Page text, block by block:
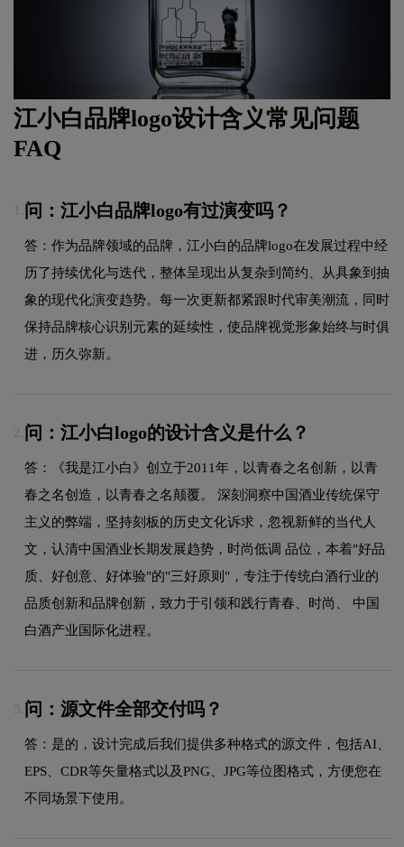
江小白品牌logo设计含义常见问题
FAQ
问：江小白品牌logo有过演变吗？
答：作为品牌领域的品牌，江小白的品牌logo在发展过程中经
历了持续优化与迭代，整体呈现出从复杂到简约、从具象到抽
象的现代化演变趋势。每一次更新都紧跟时代审美潮流，同时
保持品牌核心识别元素的延续性，使品牌视觉形象始终与时俱
进，历久弥新。
2. 问：江小白logo的设计含义是什么？
答：《我是江小白》创立于2011年，以青春之名创新，以青
春之名创造，以青春之名颠覆。 深刻洞察中国酒业传统保守
主义的弊端，坚持刻板的历史文化诉求，忽视新鲜的当代人
文，认清中国酒业长期发展趋势，时尚低调 品位，本着"好品
质、好创意、好体验"的"三好原则"，专注于传统白酒行业的
品质创新和品牌创新，致力于引领和践行青春、时尚、 中国
白酒产业国际化进程。
3. 问：源文件全部交付吗？
答：是的，设计完成后我们提供多种格式的源文件，包括AI、
EPS、CDR等矢量格式以及PNG、JPG等位图格式，方便您在
不同场景下使用。